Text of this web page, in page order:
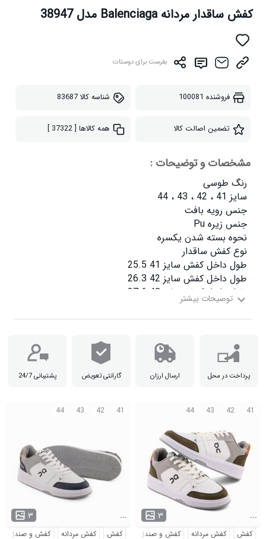
کفش ساقدار مردانه Balenciaga مدل 38947
بفرست برای دوستات
فروشنده 100081 شناسه کالا83687
تضمین اصالت کالا همه کالاها [ 37322 ]
مشخصات و توضیحات :
طول داخل کفش سایز 44 28
پرداخت در محل ارسال ارزان گارانتی تعویض پشتیبانی 24/7
41
42
43
44
۳ ...
کفش کفش مردانه کفش و صندل
41
42
43
44
۳ ...
کفش کفش مردانه کفش و صندل